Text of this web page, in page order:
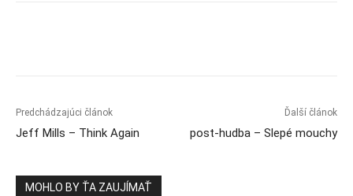
Predchádzajúci článok
Jeff Mills – Think Again
Ďalší článok
post-hudba – Slepé mouchy
MOHLO BY ŤA ZAUJÍMAŤ